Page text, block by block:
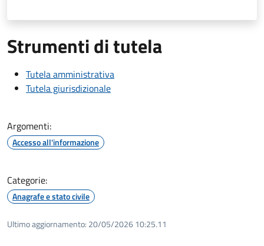
Strumenti di tutela
Tutela amministrativa
Tutela giurisdizionale
Argomenti:
Accesso all'informazione
Categorie:
Anagrafe e stato civile
Ultimo aggiornamento: 20/05/2026 10:25.11